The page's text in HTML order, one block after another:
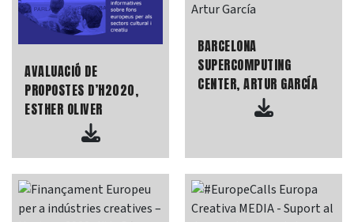
AVALUACIÓ DE
PROPOSTES D’H2020,
ESTHER OLIVER
BARCELONA
SUPERCOMPUTING
CENTER, ARTUR GARCÍA